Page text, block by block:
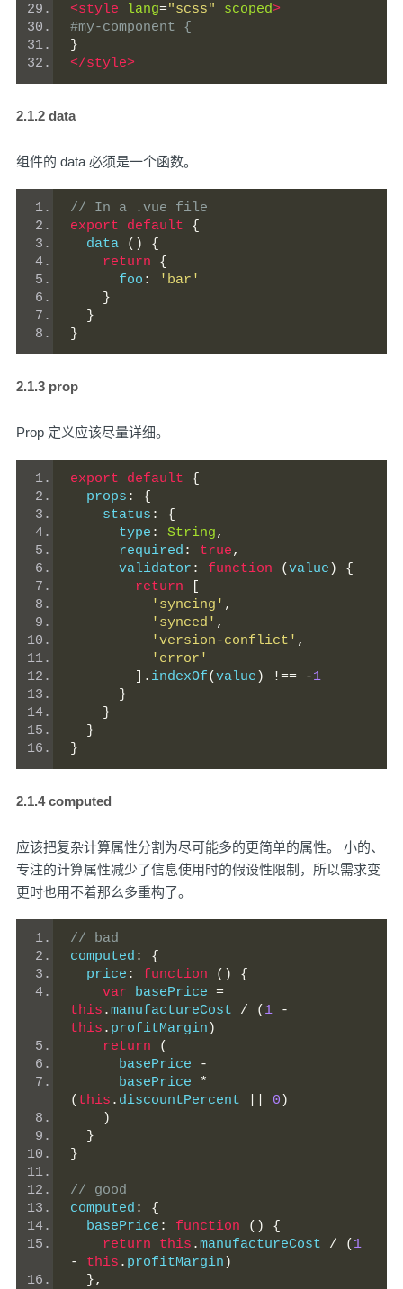
<style lang="scss" scoped>
#my-component {
}
</style>
2.1.2 data
组件的 data 必须是一个函数。
// In a .vue file
export
default
{
  data
()
{
return
{
      foo
:
'bar'
}
}
}
2.1.3 prop
Prop 定义应该尽量详细。
export default
{
  props
:
{
    status
:
{
      type
: String,
      required
: true,
      validator
: function (value )
{
return
'syncing' ,
'synced' ,
'version-conflict' ,
'error'
]. indexOf(value ) !== -1
}
}
}
}
2.1.4 computed
应该把复杂计算属性分割为尽可能多的更简单的属性。 小的、
专注的计算属性减少了信息使用时的假设性限制，所以需求变
更时也用不着那么多重构了。
// bad
computed :
{
  price
: function ()
{
var basePrice =
this .manufactureCost / ( 1
-
this . profitMargin )
return
(
      basePrice
-
      basePrice
*
( this . discountPercent 0 )
)
}
}
// good
computed :
{
  basePrice
: function ()
{
return
this .manufactureCost / ( 1
-
this . profitMargin )
},